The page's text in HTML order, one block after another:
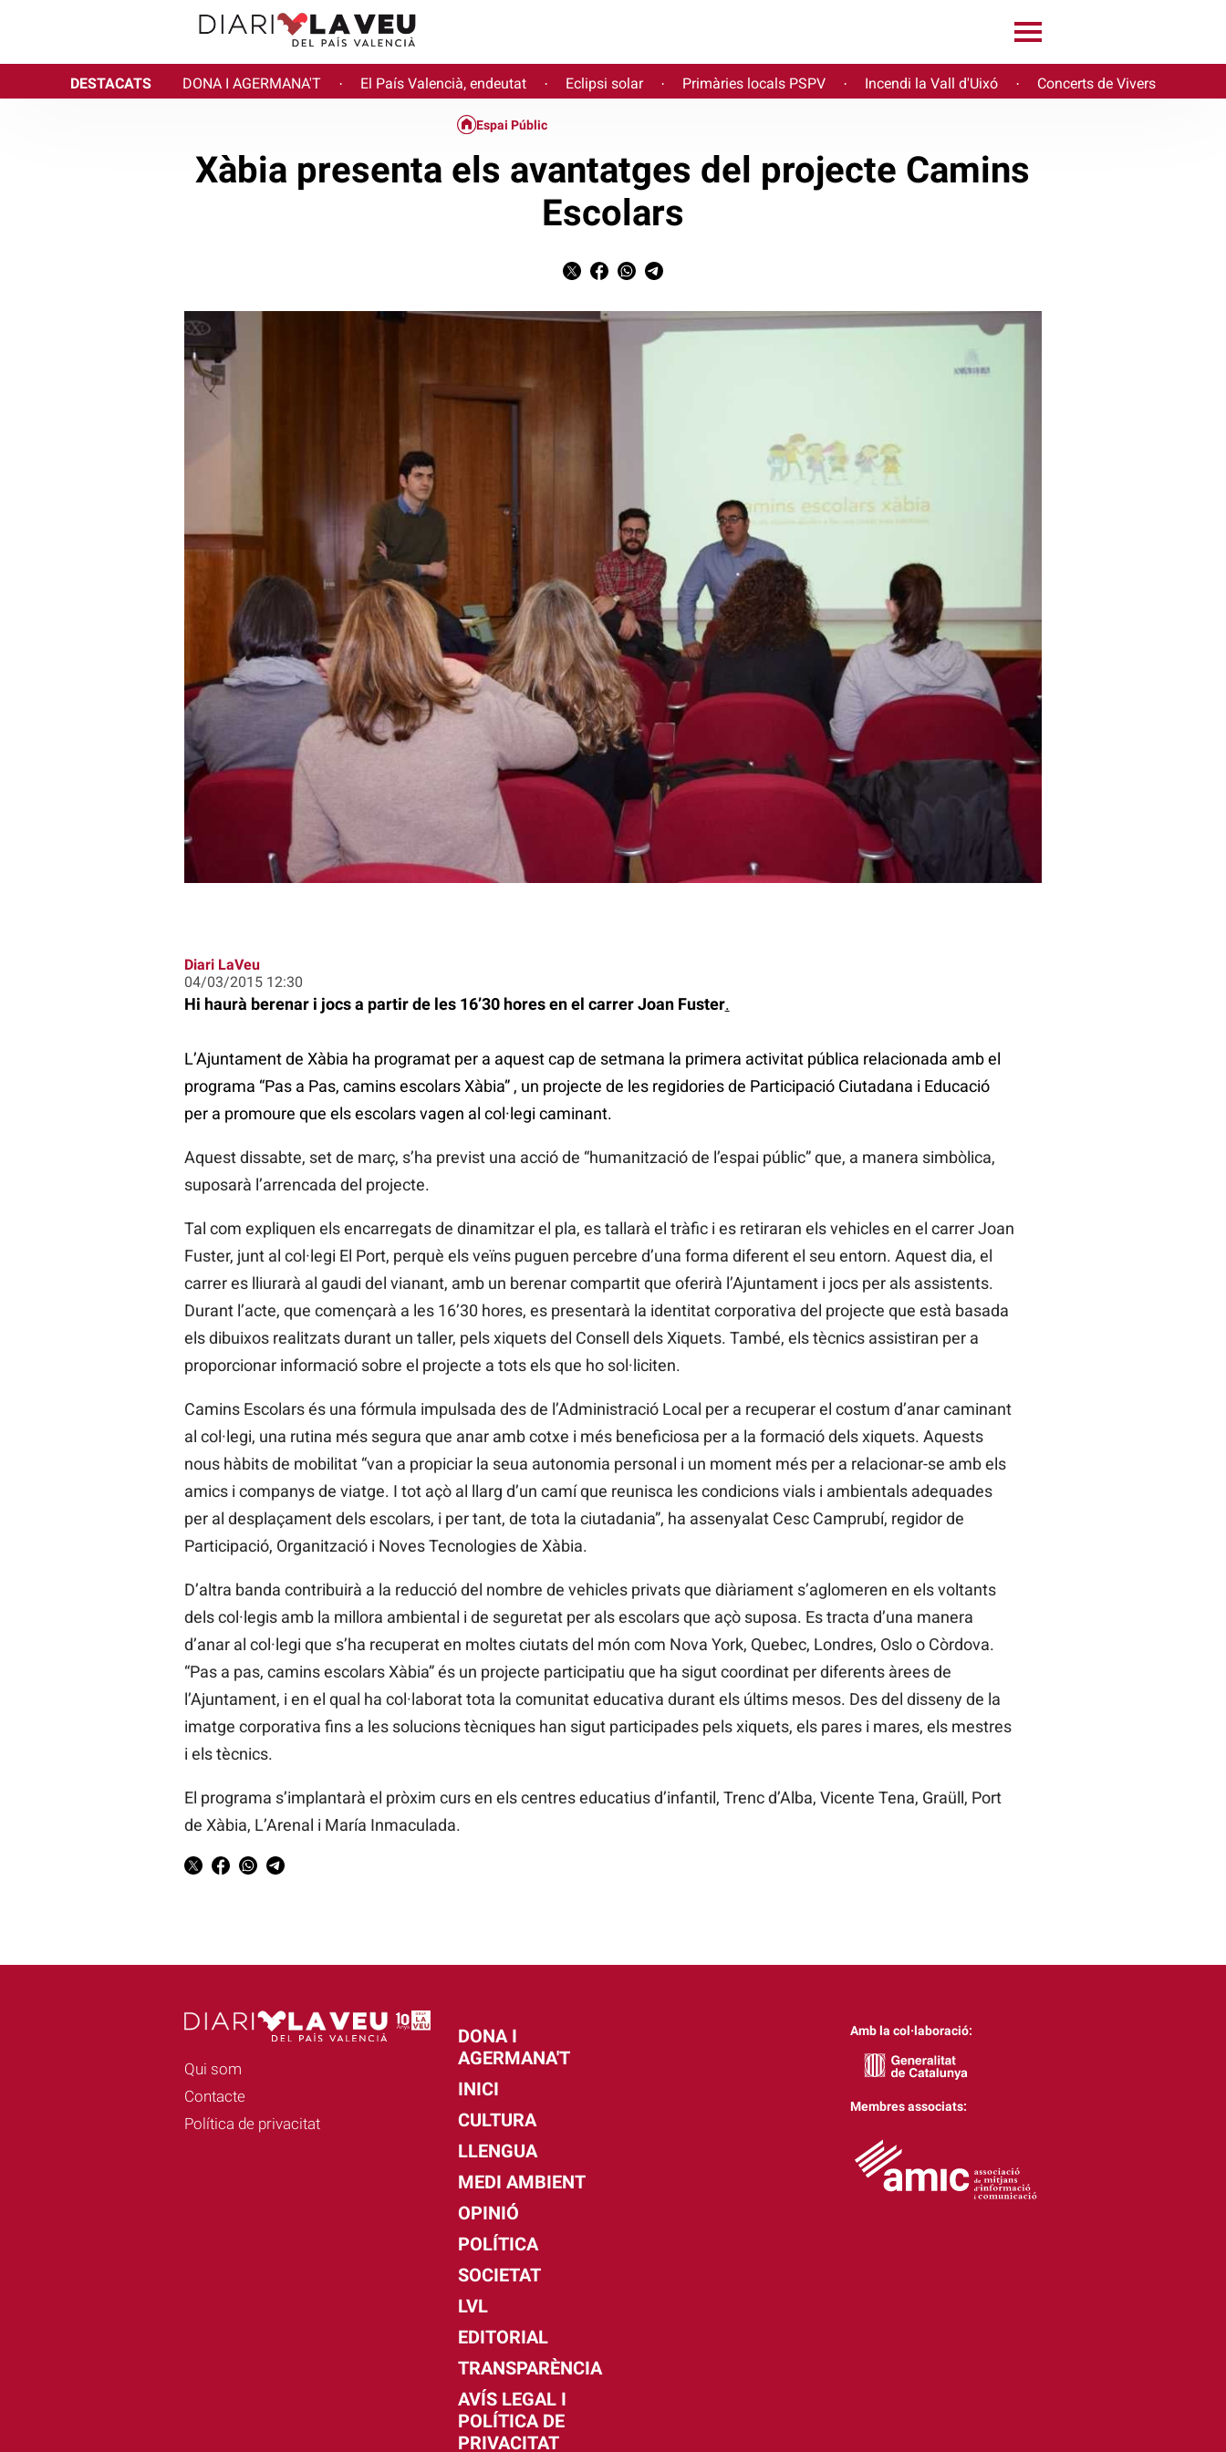
DESTACATS DONA I AGERMANA'T · El País Valencià, endeutat · Eclipsi solar · Primàries locals PSPV · Incendi la Vall d'Uixó · Concerts de Vivers
Espai Públic
Xàbia presenta els avantatges del projecte Camins
Escolars
Diari LaVeu
04/03/2015 12:30
Hi haurà berenar i jocs a partir de les 16’30 hores en el carrer Joan Fuster.
L’Ajuntament de Xàbia ha programat per a aquest cap de setmana la primera activitat pública relacionada amb el
programa “Pas a Pas, camins escolars Xàbia” , un projecte de les regidories de Participació Ciutadana i Educació
per a promoure que els escolars vagen al col·legi caminant.
Aquest dissabte, set de març, s’ha previst una acció de “humanització de l’espai públic” que, a manera simbòlica,
suposarà l’arrencada del projecte.
Tal com expliquen els encarregats de dinamitzar el pla, es tallarà el tràfic i es retiraran els vehicles en el carrer Joan
Fuster, junt al col·legi El Port, perquè els veïns puguen percebre d’una forma diferent el seu entorn. Aquest dia, el
carrer es lliurarà al gaudi del vianant, amb un berenar compartit que oferirà l’Ajuntament i jocs per als assistents.
Durant l’acte, que començarà a les 16’30 hores, es presentarà la identitat corporativa del projecte que està basada
els dibuixos realitzats durant un taller, pels xiquets del Consell dels Xiquets. També, els tècnics assistiran per a
proporcionar informació sobre el projecte a tots els que ho sol·liciten.
Camins Escolars és una fórmula impulsada des de l’Administració Local per a recuperar el costum d’anar caminant
al col·legi, una rutina més segura que anar amb cotxe i més beneficiosa per a la formació dels xiquets. Aquests
nous hàbits de mobilitat “van a propiciar la seua autonomia personal i un moment més per a relacionar-se amb els
amics i companys de viatge. I tot açò al llarg d’un camí que reunisca les condicions vials i ambientals adequades
per al desplaçament dels escolars, i per tant, de tota la ciutadania”, ha assenyalat Cesc Camprubí, regidor de
Participació, Organització i Noves Tecnologies de Xàbia.
D’altra banda contribuirà a la reducció del nombre de vehicles privats que diàriament s’aglomeren en els voltants
dels col·legis amb la millora ambiental i de seguretat per als escolars que açò suposa. Es tracta d’una manera
d’anar al col·legi que s’ha recuperat en moltes ciutats del món com Nova York, Quebec, Londres, Oslo o Còrdova.
“Pas a pas, camins escolars Xàbia” és un projecte participatiu que ha sigut coordinat per diferents àrees de
l’Ajuntament, i en el qual ha col·laborat tota la comunitat educativa durant els últims mesos. Des del disseny de la
imatge corporativa fins a les solucions tècniques han sigut participades pels xiquets, els pares i mares, els mestres
i els tècnics.
El programa s’implantarà el pròxim curs en els centres educatius d’infantil, Trenc d’Alba, Vicente Tena, Graüll, Port
de Xàbia, L’Arenal i María Inmaculada.
Qui som
Contacte
Política de privacitat
DONA I
AGERMANA'T
INICI
CULTURA
LLENGUA
MEDI AMBIENT
OPINIÓ
POLÍTICA
SOCIETAT
LVL
EDITORIAL
TRANSPARÈNCIA
AVÍS LEGAL I
POLÍTICA DE
PRIVACITAT
Amb la col·laboració:
Membres associats: